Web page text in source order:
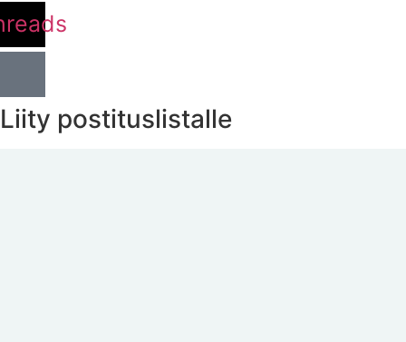
Liity postituslistalle